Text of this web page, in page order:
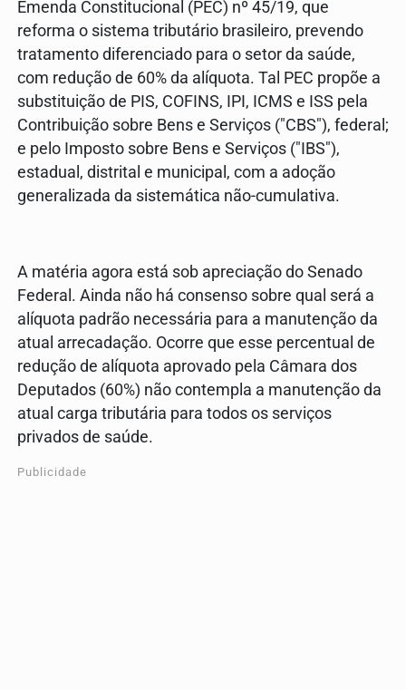
Emenda Constitucional (PEC) nº 45/19, que
reforma o sistema tributário brasileiro, prevendo
tratamento diferenciado para o setor da saúde,
com redução de 60% da alíquota. Tal PEC propõe a
substituição de PIS, COFINS, IPI, ICMS e ISS pela
Contribuição sobre Bens e Serviços ("CBS"), federal;
e pelo Imposto sobre Bens e Serviços ("IBS"),
estadual, distrital e municipal, com a adoção
generalizada da sistemática não-cumulativa.
A matéria agora está sob apreciação do Senado
Federal. Ainda não há consenso sobre qual será a
alíquota padrão necessária para a manutenção da
atual arrecadação. Ocorre que esse percentual de
redução de alíquota aprovado pela Câmara dos
Deputados (60%) não contempla a manutenção da
atual carga tributária para todos os serviços
privados de saúde.
Publicidade